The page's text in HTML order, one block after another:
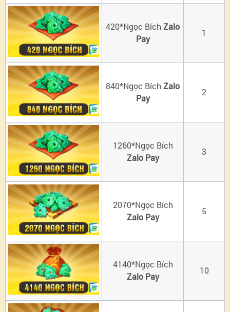
420*Ngọc Bích Zalo
Pay
1
840*Ngọc Bích Zalo
Pay
2
1260*Ngọc Bích
Zalo Pay
3
2070*Ngọc Bích
Zalo Pay
5
4140*Ngọc Bích
Zalo Pay
10